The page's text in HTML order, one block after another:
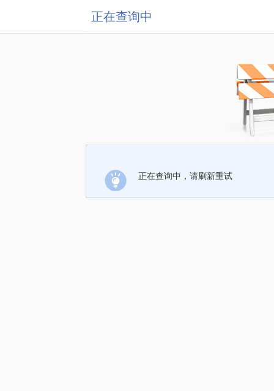
正在查询中
正在查询中，请刷新重试